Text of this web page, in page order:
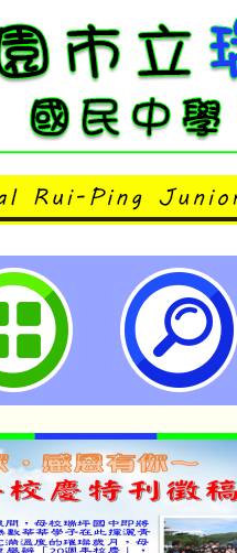
級中等學校辦
明會-桃園市